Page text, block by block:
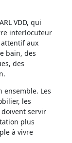
VDD, qui
interlocuteur
aux
bain, des
des
ensemble. Les
les
servir
plus
à vivre